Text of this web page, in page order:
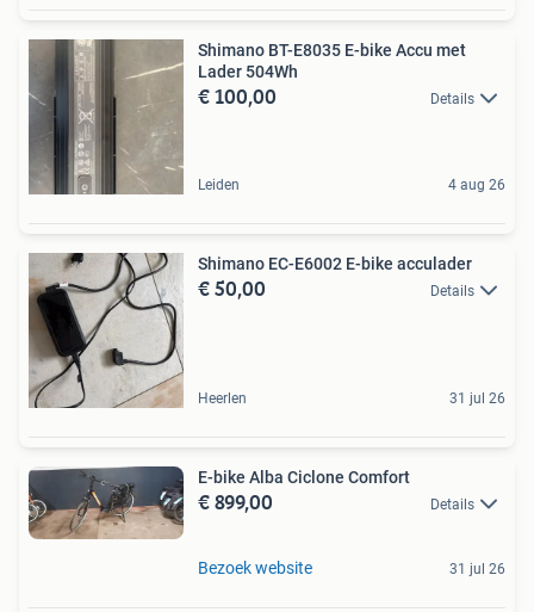
Shimano BT-E8035 E-bike Accu met
Lader 504Wh
€ 100,00 Details
Leiden 4 aug 26
Shimano EC-E6002 E-bike acculader
€ 50,00 Details
Heerlen 31 jul 26
E-bike Alba Ciclone Comfort
€ 899,00 Details
Bezoek website 31 jul 26